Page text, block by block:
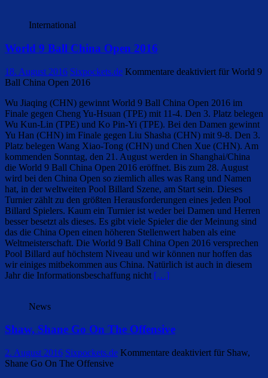
International
World 9 Ball China Open 2016
18. August 2016 Sixpockets.de Kommentare deaktiviert für World 9
Ball China Open 2016
Wu Jiaqing (CHN) gewinnt World 9 Ball China Open 2016 im
Finale gegen Cheng Yu-Hsuan (TPE) mit 11-4. Den 3. Platz belegen
Wu Kun-Lin (TPE) und Ko Pin-Yi (TPE). Bei den Damen gewinnt
Yu Han (CHN) im Finale gegen Liu Shasha (CHN) mit 9-8. Den 3.
Platz belegen Wang Xiao-Tong (CHN) und Chen Xue (CHN). Am
kommenden Sonntag, den 21. August werden in Shanghai/China
die World 9 Ball China Open 2016 eröffnet. Bis zum 28. August
wird bei den China Open so ziemlich alles was Rang und Namen
hat, in der weltweiten Pool Billard Szene, am Start sein. Dieses
Turnier zählt zu den größten Herausforderungen eines jeden Pool
Billard Spielers. Kaum ein Turnier ist weder bei Damen und Herren
besser besetzt als dieses. Es gibt viele Spieler die der Meinung sind
das die China Open einen höheren Stellenwert haben als eine
Weltmeisterschaft. Die World 9 Ball China Open 2016 versprechen
Pool Billard auf höchstem Niveau und wir können nur hoffen das
wir einiges mitbekommen aus China. Natürlich ist auch in diesem
Jahr die Informationsbeschaffung nicht […]
News
Shaw, Shane Go On The Offensive
2. August 2016 Sixpockets.de Kommentare deaktiviert für Shaw,
Shane Go On The Offensive